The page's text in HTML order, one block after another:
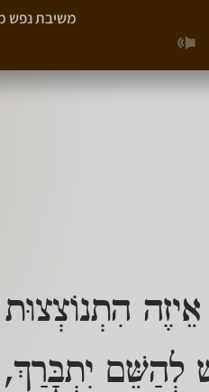
הִתְנוֹצְצוּת
לְהַשֵּׁם יִתְבָּרַךְ,
משיבת נפש